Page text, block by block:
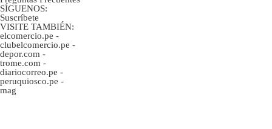
SÍGUENOS:
Suscríbete
VISITE TAMBIÉN:
elcomercio.pe -
clubelcomercio.pe -
depor.com -
trome.com -
diariocorreo.pe -
peruquiosco.pe -
mag